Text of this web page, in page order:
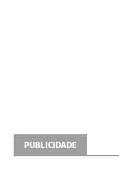
PUBLICIDADE